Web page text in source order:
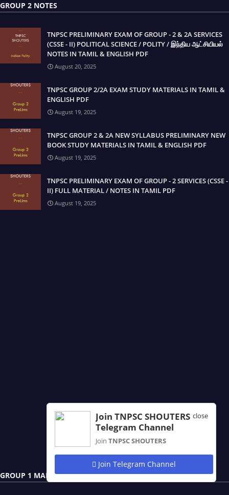
GROUP 2 NOTES
TNPSC PRELIMINARY EXAM OF GROUP - 2 & 2A SERVICES
(CSSE - II) POLITICAL SCIENCE / POLITY / இந்திய ஆட்சியியல்
NOTES IN TAMIL & ENGLISH PDF
August 20, 2025
TNPSC GROUP 2/2A EXAM STUDY MATERIALS IN TAMIL &
ENGLISH PDF
August 19, 2025
TNPSC GROUP 2 & 2A NEW SYLLABUS PRELIMINARY NEW
BOOK STUDY MATERIALS IN TAMIL & ENGLISH PDF
August 19, 2025
TNPSC PRELIMINARY EXAM OF GROUP - 2 SERVICES (CSSE -
II) FULL MATERIAL / NOTES IN TAMIL PDF
August 19, 2025
GROUP 1 MAIN NOTES
close
Join TNPSC SHOUTERS
Telegram Channel
Join TNPSC SHOUTERS
Join Telegram Channel